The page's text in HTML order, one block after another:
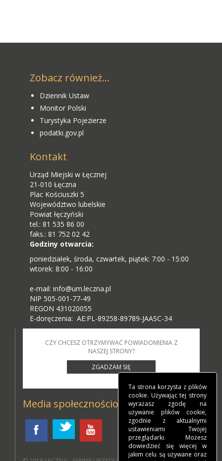
Zobacz również...
Dziennik Ustaw
Monitor Polski
Turystyka Pojezierze
podatki.gov.pl
Kontakt
Urząd Miejski w Łęcznej
21-010 Łęczna
Plac Kościuszki 5
Województwo lubelskie
Powiat łęczyński
tel.: 81 535 86 00
faks.: 81 752 02 42
Godziny otwarcia:
poniedziałek, środa, czwartek, piątek: 7:00 - 15:00
wtorek: 8:00 - 16:00
e-mail: info@um.leczna.pl
NIP 505-001-77-49
REGON 431020055
E-doręczenia: AE:PL-89258-89789-JAASC-34
CZY CHCESZ OTRZYMYWAĆ POWIADOMIENIA Z
NASZEJ STRONY?
ZGADZAM SIĘ
Media społecznościowe
Ta strona korzysta z plików
cookie. Używając tej strony
wyrażasz zgodę na
używanie plików cookie,
zgodnie z aktualnymi
ustawieniami Twojej
przeglądarki. Możesz
dowiedzieć się więcej w
jakim celu są używane oraz